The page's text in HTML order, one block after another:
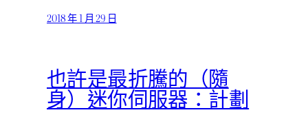
2018 年 1 月 29 日
也許是最折騰的（隨
身）迷你伺服器：計劃